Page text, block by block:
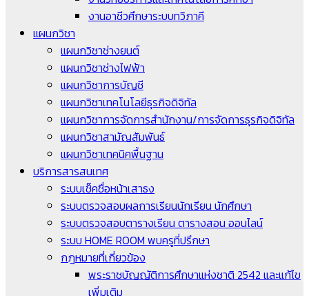
งานอาชีวศึกษาระบบทวิภาคี
แผนกวิชา
แผนกวิชาช่างยนต์
แผนกวิชาช่างไฟฟ้า
แผนกวิชาการบัญชี
แผนกวิชาเทคโนโลยีธุรกิจดิจิทัล
แผนกวิชาการจัดการสำนักงาน/การจัดการธุรกิจดิจิทัล
แผนกวิชาสามัญสัมพันธ์
แผนกวิชาเทคนิคพื้นฐาน
บริการสารสนเทศ
ระบบเช็คชื่อหน้าเสาธง
ระบบตรวจสอบผลการเรียนนักเรียน นักศึกษา
ระบบตรวจสอบตารางเรียน ตารางสอน ออนไลน์
ระบบ HOME ROOM พบครูที่ปรึกษา
กฎหมายที่เกี่ยวข้อง
พระราชบัญญัติการศึกษาแห่งชาติ 2542 และแก้ไข
เพิ่มเติม